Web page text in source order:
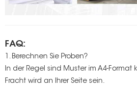
FAQ:
1. Berechnen Sie Proben?
In der Regel sind Muster im A4-Format
Fracht wird an Ihrer Seite sein.